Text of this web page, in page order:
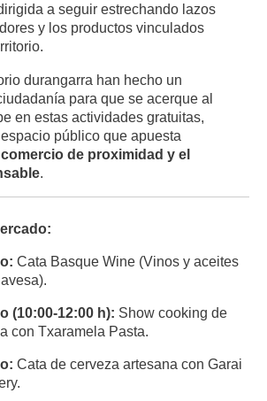
a seguir estrechando lazos
y los productos vinculados
durangarra han hecho un
para que se acerque al
en estas actividades gratuitas,
público que apuesta
comercio de proximidad y el
.
Cata Basque Wine (Vinos y aceites
(10:00-12:00 h): Show cooking de
con Txaramela Pasta.
Cata de cerveza artesana con Garai